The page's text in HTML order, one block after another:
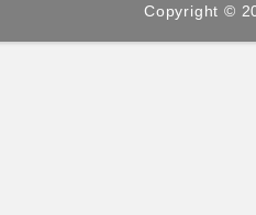
Copyright ©